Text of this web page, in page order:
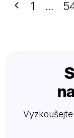
jsou – stejně
Předchozí
1 …